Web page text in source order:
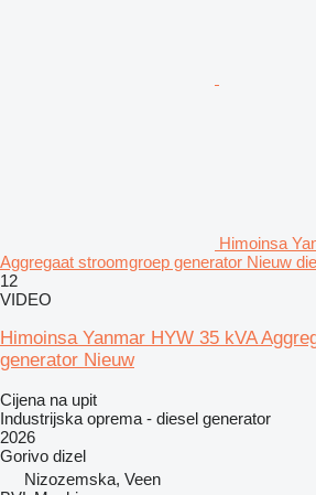
Himoinsa
Aggregaat stroomgroep generator Nieuw
12
VIDEO
Himoinsa Yanmar HYW 35 kVA
generator Nieuw
Cijena na upit
Industrijska oprema - diesel generator
2026
Gorivo dizel
Nizozemska, Veen